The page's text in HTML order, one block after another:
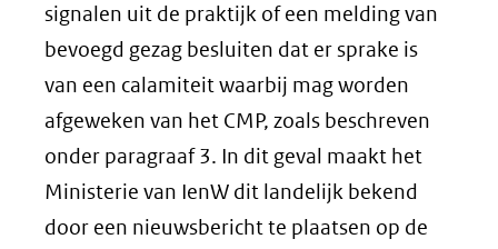
signalen uit de praktijk of een melding van
bevoegd gezag besluiten dat er sprake is
van een calamiteit waarbij mag worden
afgeweken van het CMP, zoals beschreven
onder paragraaf 3. In dit geval maakt het
Ministerie van IenW dit landelijk bekend
door een nieuwsbericht te plaatsen op de